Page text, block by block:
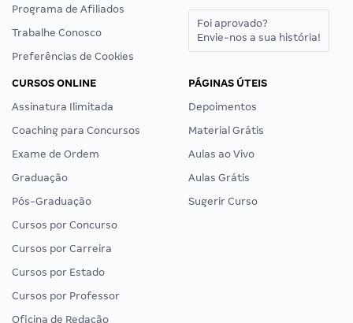
Programa de Afiliados
Trabalhe Conosco
Preferências de Cookies
Foi aprovado?
Envie-nos a sua história!
CURSOS ONLINE
Assinatura Ilimitada
Coaching para Concursos
Exame de Ordem
Graduação
Pós-Graduação
Cursos por Concurso
Cursos por Carreira
Cursos por Estado
Cursos por Professor
Oficina de Redação
PÁGINAS ÚTEIS
Depoimentos
Material Grátis
Aulas ao Vivo
Aulas Grátis
Sugerir Curso